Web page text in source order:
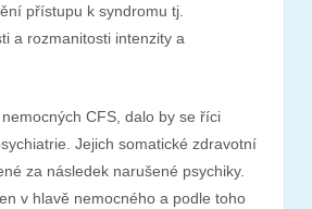
přístupu k syndromu tj.
a rozmanitosti intenzity a
CFS, dalo by se říci
Jejich somatické zdravotní
za následek narušené psychiky.
v hlavě nemocného a podle toho